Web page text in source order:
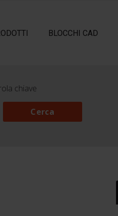
BLOCCHI CAD
chiave
Cerca